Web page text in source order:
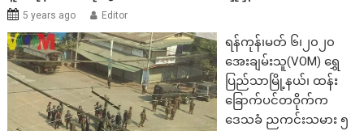
5 years ago Editor
ရန်ကုန်၊မတ် ၆၊၂၀၂၀
အေးချမ်းသူ(VOM) ရွှေ
ပြည်သာမြို့နယ်၊ ထန်း
ခြောက်ပင်တဝိုက်က
ဒေသခံ ညကင်းသမား ၅